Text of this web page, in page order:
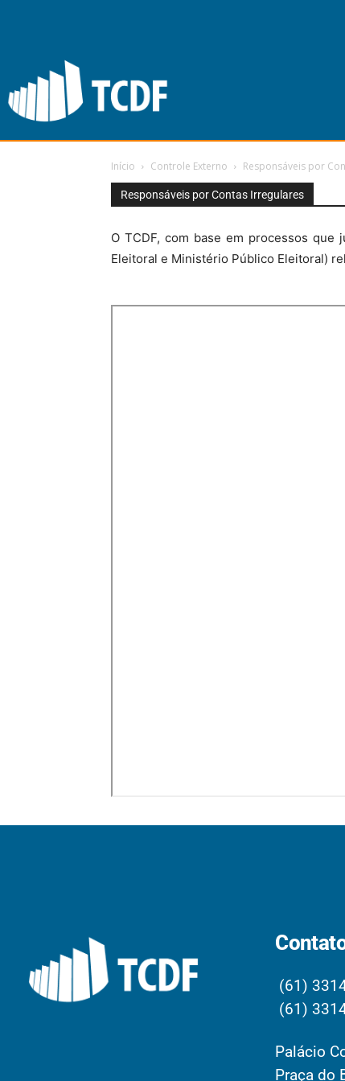
Início Controle Externo Responsáveis por
Responsáveis por Contas Irregulares
O TCDF, com base em processos
Eleitoral e Ministério Público Eleitoral)
(61)
(61)
Palácio
Praça do